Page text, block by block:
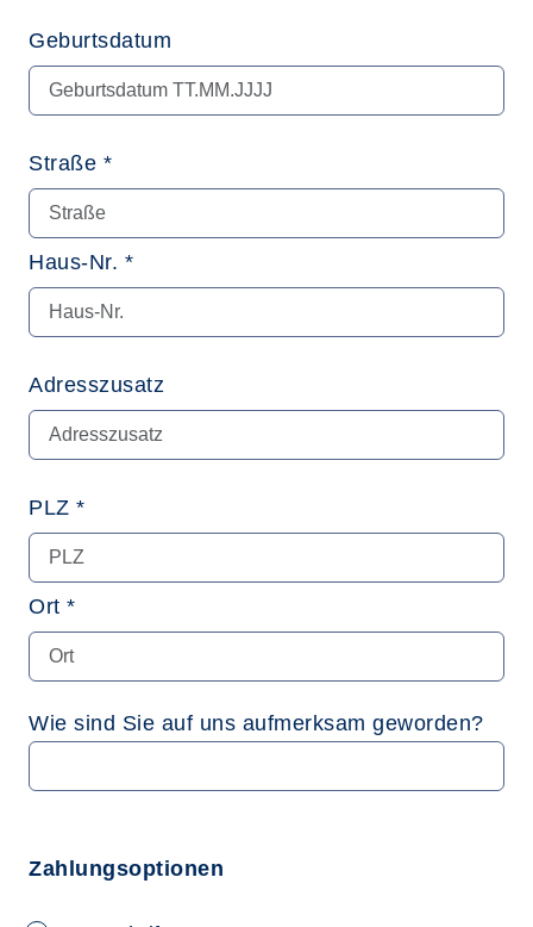
Geburtsdatum
Straße *
Haus-Nr. *
Adresszusatz
PLZ *
Ort *
Wie sind Sie auf uns aufmerksam geworden?
Zahlungsoptionen